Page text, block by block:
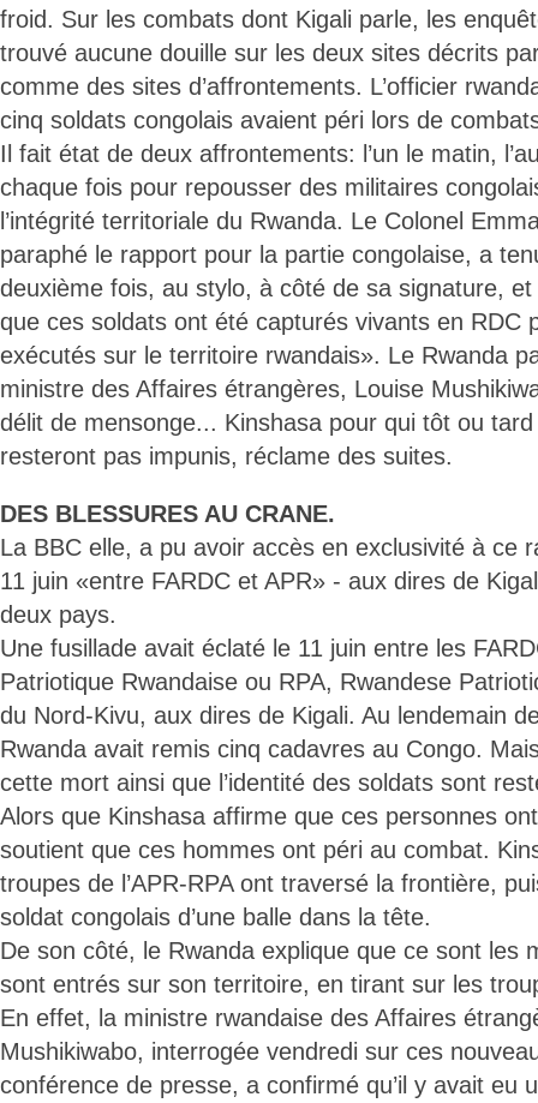
froid. Sur les combats dont Kigali parle, les
trouvé aucune douille sur les deux sites décrits
comme des sites d’affrontements. L’officier
cinq soldats congolais avaient péri lors de
Il fait état de deux affrontements: l’un le matin,
chaque fois pour repousser des militaires
l’intégrité territoriale du Rwanda. Le Colonel
paraphé le rapport pour la partie congolaise, a
deuxième fois, au stylo, à côté de sa signature,
que ces soldats ont été capturés vivants en RDC
exécutés sur le territoire rwandais». Le Rwanda
ministre des Affaires étrangères, Louise
délit de mensonge... Kinshasa pour qui tôt ou
resteront pas impunis, réclame des suites.
DES BLESSURES AU CRANE.
La BBC elle, a pu avoir accès en exclusivité à ce
11 juin «entre FARDC et APR» - aux dires de
deux pays.
Une fusillade avait éclaté le 11 juin entre les
Patriotique Rwandaise ou RPA, Rwandese
du Nord-Kivu, aux dires de Kigali. Au lendemain
Rwanda avait remis cinq cadavres au Congo.
cette mort ainsi que l’identité des soldats sont
Alors que Kinshasa affirme que ces personnes
soutient que ces hommes ont péri au combat.
troupes de l’APR-RPA ont traversé la frontière,
soldat congolais d’une balle dans la tête.
De son côté, le Rwanda explique que ce sont les
sont entrés sur son territoire, en tirant sur les
En effet, la ministre rwandaise des Affaires
Mushikiwabo, interrogée vendredi sur ces
conférence de presse, a confirmé qu’il y avait eu